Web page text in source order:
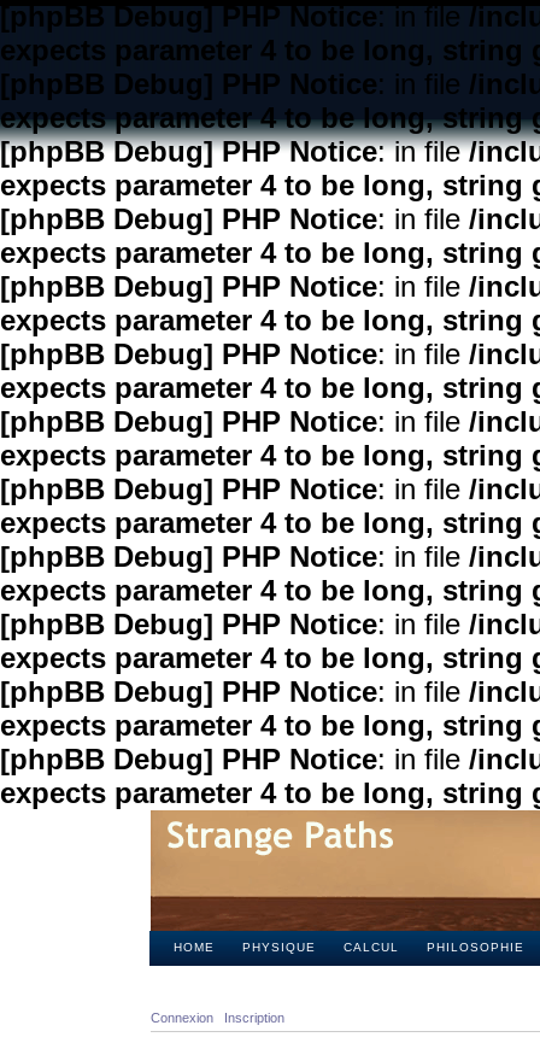
[phpBB Debug] PHP Notice: in file/
expects parameter 4 to be long, string
[phpBB Debug] PHP Notice: in file /
expects parameter 4 to be long, string
[phpBB Debug] PHP Notice: in file/
expects parameter 4 to be long, string
[phpBB Debug] PHP Notice: in file /
expects parameter 4 to be long, string
[phpBB Debug] PHP Notice: in file /
expects parameter 4 to be long, string
[phpBB Debug] PHP Notice: in file /
expects parameter 4 to be long, string
[phpBB Debug] PHP Notice: in file /
expects parameter 4 to be long, string
[phpBB Debug] PHP Notice: in file /
expects parameter 4 to be long, string
[phpBB Debug] PHP Notice: in file /
expects parameter 4 to be long, string
[phpBB Debug] PHP Notice: in file /
expects parameter 4 to be long, string
[phpBB Debug] PHP Notice: in file /
expects parameter 4 to be long, string
[phpBB Debug] PHP Notice: in file /
expects parameter 4 to be long, string
HOME PHYSIQUE CALCUL PHILOSOPHIE
Connexion Inscription